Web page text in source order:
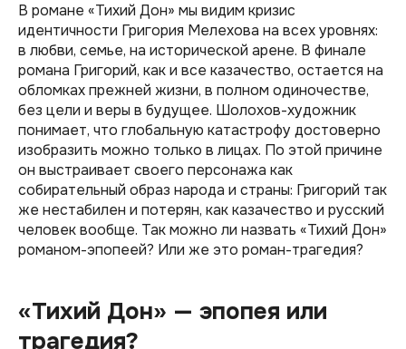
В романе «Тихий Дон» мы видим кризис
идентичности Григория Мелехова на всех уровнях:
в любви, семье, на исторической арене. В финале
романа Григорий, как и все казачество, остается на
обломках прежней жизни, в полном одиночестве,
без цели и веры в будущее. Шолохов-художник
понимает, что глобальную катастрофу достоверно
изобразить можно только в лицах. По этой причине
он выстраивает своего персонажа как
собирательный образ народа и страны: Григорий так
же нестабилен и потерян, как казачество и русский
человек вообще. Так можно ли назвать «Тихий Дон»
романом-эпопеей? Или же это роман-трагедия?
«Тихий Дон» — эпопея или
трагедия?